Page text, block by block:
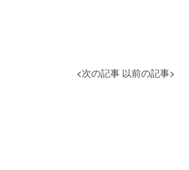
<次の記事 以前の記事>